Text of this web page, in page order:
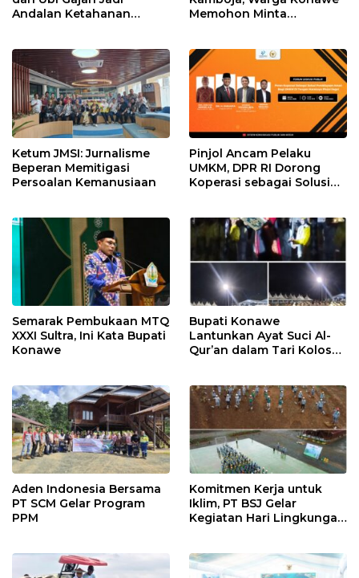
Andalan Ketahanan
Memohon Minta
Ketum JMSI: Jurnalisme
Beperan Memitigasi
Persoalan Kemanusiaan
Pinjol Ancam Pelaku
UMKM, DPR RI Dorong
Koperasi sebagai Solusi
Semarak Pembukaan MTQ
XXXI Sultra, Ini Kata Bupati
Konawe
Bupati Konawe
Lantunkan Ayat Suci Al-
Qur’an dalam Tari Kolosal
Aden Indonesia Bersama
PT SCM Gelar Program
PPM
Komitmen Kerja untuk
Iklim, PT BSJ Gelar
Kegiatan Hari Lingkungan